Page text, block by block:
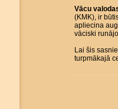
Vācu
(KMK), ir
apliecina
vāciski
Lai šis
turpmākajā